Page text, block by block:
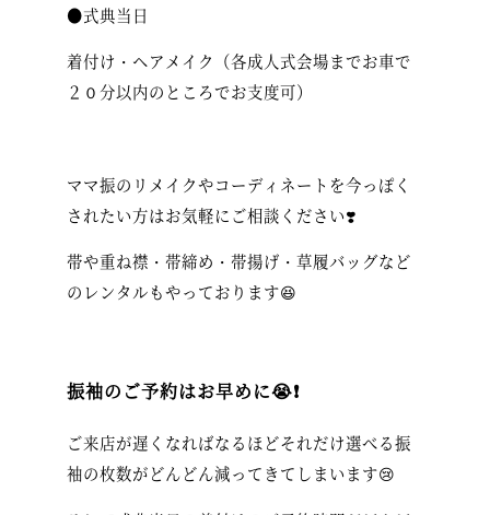
●式典当日
着付け・ヘアメイク（各成人式会場までお車で
２０分以内のところでお支度可）
ママ振のリメイクやコーディネートを今っぽく
されたい方はお気軽にご相談ください❣️
帯や重ね襟・帯締め・帯揚げ・草履バッグなど
のレンタルもやっております😆
振袖のご予約はお早めに😭❗️
ご来店が遅くなればなるほどそれだけ選べる振
袖の枚数がどんどん減ってきてしまいます😢